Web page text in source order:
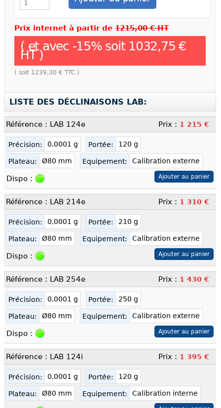
Prix internet à partir de 1215,00 € HT
( et avec -15% soit 1032,75 €
HT )
( soit 1239,30 € TTC )
LISTE DES DÉCLINAISONS LAB:
Référence : LAB 124e Prix : 1 215 €
Précision: 0,0001 g Portée: 120 g
Plateau: Ø80 mm Equipement: Calibration externe
Dispo :
Référence : LAB 214e Prix : 1 310 €
Précision: 0,0001 g Portée: 210 g
Plateau: Ø80 mm Equipement: Calibration externe
Dispo :
Référence : LAB 254e Prix : 1 430 €
Précision: 0,0001 g Portée: 250 g
Plateau: Ø80 mm Equipement: Calibration externe
Dispo :
Référence : LAB 124i Prix : 1 395 €
Précision: 0,0001 g Portée: 120 g
Plateau: Ø80 mm Equipement: Calibration interne